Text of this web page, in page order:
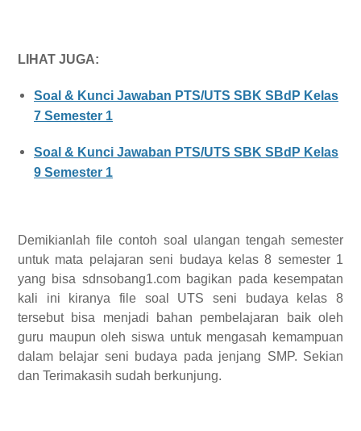
LIHAT JUGA:
Soal & Kunci Jawaban PTS/UTS SBK SBdP Kelas
7 Semester 1
Soal & Kunci Jawaban PTS/UTS SBK SBdP Kelas
9 Semester 1
Demikianlah file contoh soal ulangan tengah semester
untuk mata pelajaran seni budaya kelas 8 semester 1
yang bisa sdnsobang1.com bagikan pada kesempatan
kali ini kiranya file soal UTS seni budaya kelas 8
tersebut bisa menjadi bahan pembelajaran baik oleh
guru maupun oleh siswa untuk mengasah kemampuan
dalam belajar seni budaya pada jenjang SMP. Sekian
dan Terimakasih sudah berkunjung.